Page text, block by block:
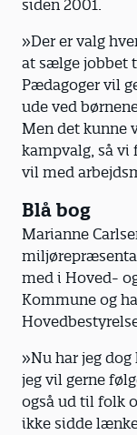
siden 2001.
»Der er valg
at sælge jobbet
Pædagoger vil
ude ved
Men det kunne
kampvalg, så vi
vil med
Blå bog
Marianne
med i Hoved-
Kommune og
»Nu har jeg
jeg vil gerne
også ud til folk
ikke sidde